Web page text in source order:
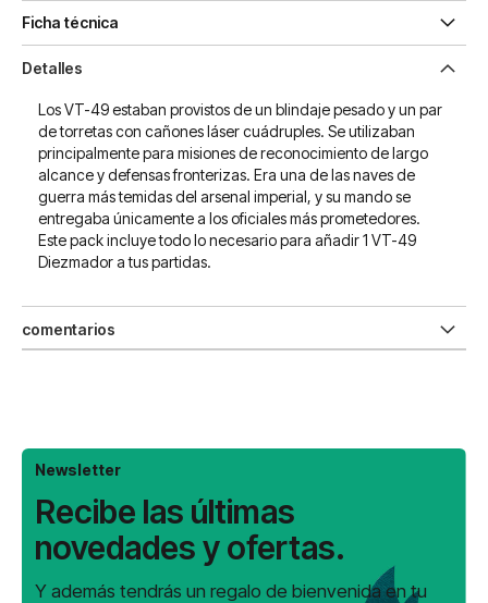
Ficha técnica
Detalles
Los VT-49 estaban provistos de un blindaje pesado y un par
de torretas con cañones láser cuádruples. Se utilizaban
principalmente para misiones de reconocimiento de largo
alcance y defensas fronterizas. Era una de las naves de
guerra más temidas del arsenal imperial, y su mando se
entregaba únicamente a los oficiales más prometedores.
Este pack incluye todo lo necesario para añadir 1 VT-49
Diezmador a tus partidas.
comentarios
Newsletter
Recibe las últimas
novedades y ofertas.
Y además tendrás un regalo de bienvenida en tu